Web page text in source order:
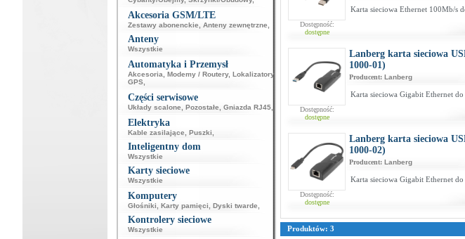
Akcesoria GSM/LTE
Zestawy abonenckie Anteny zewnętrzne
Anteny
Wszystkie
Automatyka i Przemysł
Akcesoria Modemy / Routery, Lokalizatory
GPS,
Części serwisowe
Układy scalone Pozostałe Gniazda RJ45,
Elektryka
Kable zasilające Puszki
Inteligentny dom
Wszystkie
Karty sieciowe
Wszystkie
Komputery
Głośniki Karty pamięci Dyski twarde
Kontrolery sieciowe
Wszystkie
Dostępność:
dostępne
Karta sieciowa Ethernet 100Mb/s
Dostępność:
dostępne
Lanberg karta sieciowa
1000-01)
Producent: Lanberg
Karta sieciowa Gigabit Ethernet do
Dostępność:
dostępne
Lanberg karta sieciowa
1000-02)
Producent: Lanberg
Karta sieciowa Gigabit Ethernet
Produktów: 3